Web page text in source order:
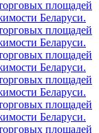
площадей
Беларуси.
площадей
Беларуси.
площадей
Беларуси.
площадей
Беларуси.
площадей
Беларуси.
площадей